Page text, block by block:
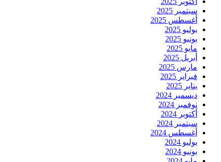
سبتمبر 2025
أغسطس 2025
يوليو 2025
يونيو 2025
مايو 2025
أبريل 2025
مارس 2025
فبراير 2025
يناير 2025
ديسمبر 2024
نوفمبر 2024
أكتوبر 2024
سبتمبر 2024
أغسطس 2024
يوليو 2024
يونيو 2024